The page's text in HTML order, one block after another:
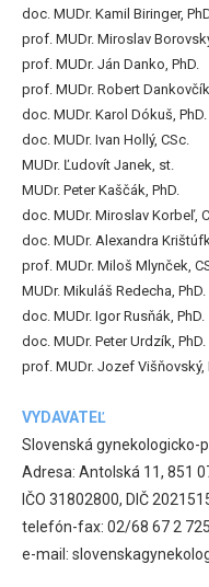
doc. MUDr. Kamil Biringer,
prof. MUDr. Miroslav
prof. MUDr. Ján Danko, PhD.
prof. MUDr. Robert
doc. MUDr. Karol Dókuš, PhD.
doc. MUDr. Ivan Hollý, CSc.
MUDr. Ľudovít Janek, st.
MUDr. Peter Kaščák, PhD.
doc. MUDr. Miroslav Korbeľ,
doc. MUDr. Alexandra
prof. MUDr. Miloš Mlynček,
MUDr. Mikuláš Redecha, PhD.
doc. MUDr. Igor Rusňák, PhD.
doc. MUDr. Peter Urdzík, PhD.
prof. MUDr. Jozef Višňovský,
VYDAVATEĽ
Slovenská gynekologicko-
Adresa: Antolská 11, 851
IČO 31802800, DIČ
telefón-fax: 02/68 67 2 725
e-mail: